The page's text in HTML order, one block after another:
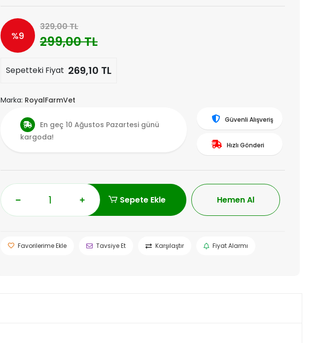
%9
329,00 TL
299,00 TL
Sepetteki Fiyat 269,10 TL
Marka: RoyalFarmVet
En geç 10 Ağustos Pazartesi günü
kargoda!
Güvenli Alışveriş
Hızlı Gönderi
Sepete Ekle Hemen Al
Favorilerime Ekle Tavsiye Et Karşılaştır Fiyat Alarmı